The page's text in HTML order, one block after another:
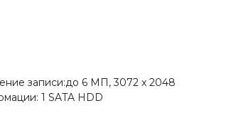
записи:до 6 МП, 3072 x 2048
1 SATA HDD